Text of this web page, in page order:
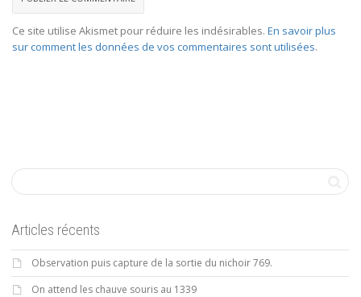
Ce site utilise Akismet pour réduire les indésirables. En savoir plus
sur comment les données de vos commentaires sont utilisées.
Articles récents
Observation puis capture de la sortie du nichoir 769.
On attend les chauve souris au 1339